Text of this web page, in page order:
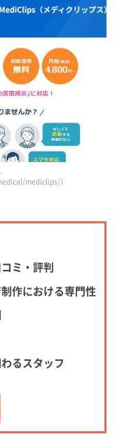
mediclips/）
ミ・評判
作における専門性
るスタッフ